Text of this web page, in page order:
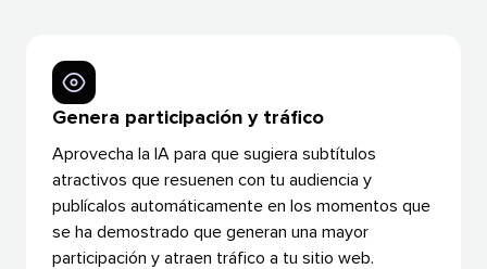
Genera participación y tráfico​​
Aprovecha la IA para que sugiera subtítulos
atractivos que resuenen con tu audiencia y
publícalos automáticamente en los momentos que
se ha demostrado que generan una mayor
participación y atraen tráfico a tu sitio web.​​